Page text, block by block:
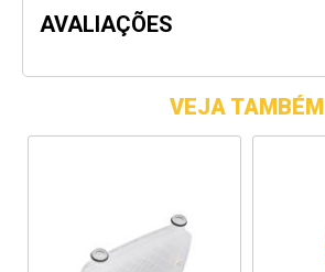
AVALIAÇÕES
VEJA TAMBÉM